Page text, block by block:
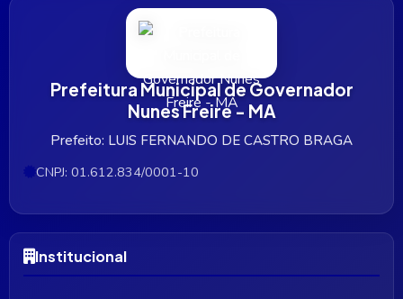
Prefeitura Municipal de Governador
Nunes Freire - MA
Prefeito: LUIS FERNANDO DE CASTRO BRAGA
CNPJ: 01.612.834/0001-10
Institucional